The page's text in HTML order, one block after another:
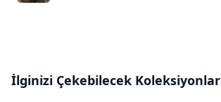
İlginizi Çekebilecek Koleksiyonlar